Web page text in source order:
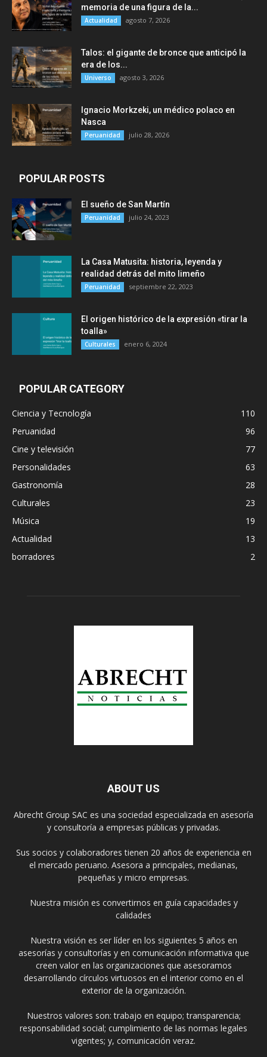
memoria de una figura de la...
Actualidad agosto 7, 2026
Talos: el gigante de bronce que anticipó la
era de los...
Universo agosto 3, 2026
Ignacio Morkzeki, un médico polaco en
Nasca
Peruanidad julio 28, 2026
POPULAR POSTS
El sueño de San Martín
Peruanidad julio 24, 2023
La Casa Matusita: historia, leyenda y
realidad detrás del mito limeño
Peruanidad septiembre 22, 2023
El origen histórico de la expresión «tirar la
toalla»
Culturales enero 6, 2024
POPULAR CATEGORY
Ciencia y Tecnología
110
Peruanidad
96
Cine y televisión
77
Personalidades
63
Gastronomía
28
Culturales
23
Música
19
Actualidad
13
borradores
2
ABOUT US
Abrecht Group SAC es una sociedad especializada en asesoría
y consultoría a empresas públicas y privadas.
Sus socios y colaboradores tienen 20 años de experiencia en
el mercado peruano. Asesora a principales, medianas,
pequeñas y micro empresas.
Nuestra misión es convertirnos en guía capacidades y
calidades
Nuestra visión es ser líder en los siguientes 5 años en
asesorías y consultorías y en comunicación informativa que
creen valor en las organizaciones que asesoramos
desarrollando círculos virtuosos en el interior como en el
exterior de la organización.
Nuestros valores son: trabajo en equipo; transparencia;
responsabilidad social; cumplimiento de las normas legales
vigentes; y, comunicación veraz.